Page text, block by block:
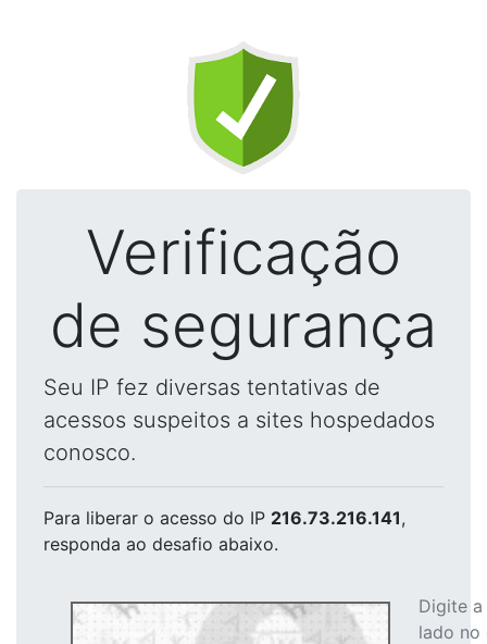
Verificação
de segurança
Seu IP fez diversas tentativas de
acessos suspeitos a sites hospedados
conosco.
Para liberar o acesso do IP 216.73.216.141,
responda ao desafio abaixo.
Digite
lado no